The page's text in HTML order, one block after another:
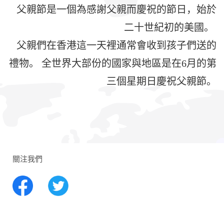
父親節是一個為感謝父親而慶祝的節日，始於
二十世紀初的美國。
父親們在香港這一天裡通常會收到孩子們送的
禮物。 全世界大部份的國家與地區是在6月的第
三個星期日慶祝父親節。
關注我們